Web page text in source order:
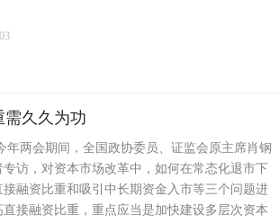
久久为功
年两会期间，全国政协委员、证监会原主席肖钢
访，对资本市场改革中，如何在常态化退市下
融资比重和吸引中长期资金入市等三个问题进
接融资比重，重点应当是加快建设多层次资本